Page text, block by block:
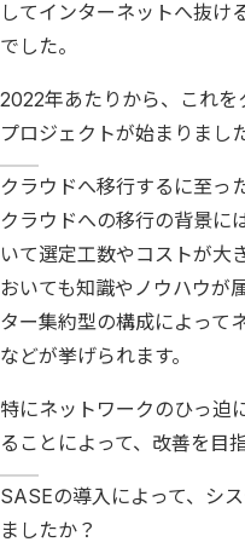
してインターネットへ抜け
でした。
2022年あたりから、これ
プロジェクトが始まりました
クラウドへ移行するに至っ
クラウドへの移行の背景に
いて選定工数やコストが大
おいても知識やノウハウが
ター集約型の構成によって
などが挙げられます。
特にネットワークのひっ迫
ることによって、改善を目
SASEの導入によって、シ
ましたか？